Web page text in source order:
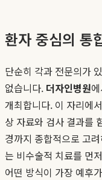
환자 중심의 통
단순히 각과 전문의가
없습니다. 더자인병원
개최합니다. 이 자리에
상 자료와 검사 결과를
경까지 종합적으로 고
는 비수술적 치료를 먼
어떤 방식이 가장 예후